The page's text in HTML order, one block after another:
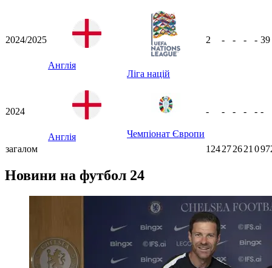
2024/2025
Англія
Ліга націй
2 - - - - 39
2024
Англія Чемпіонат Європи
- - - - - -
загалом 124272621 0
Новини на футбол 24